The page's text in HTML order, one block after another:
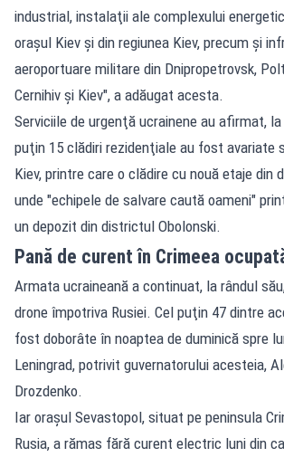
industrial, instalaţii ale complexului
oraşul Kiev şi din regiunea Kiev, precum şi
aeroportuare militare din Dnipropetrovsk,
Cernihiv şi Kiev", a adăugat acesta.
Serviciile de urgenţă ucrainene au afirmat,
puţin 15 clădiri rezidenţiale au fost avariate
Kiev, printre care o clădire cu nouă etaje din
unde "echipele de salvare caută oameni"
un depozit din districtul Obolonski.
Pană de curent în Crimeea
Armata ucraineană a continuat, la rândul
drone împotriva Rusiei. Cel puţin 47 dintre
fost doborâte în noaptea de duminică spre
Leningrad, potrivit guvernatorului acesteia,
Drozdenko.
Iar oraşul Sevastopol, situat pe peninsula
Rusia, a rămas fără curent electric luni din